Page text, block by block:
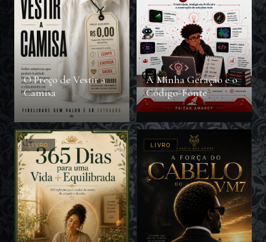
O Preço de Vestir a
Camisa
A Minha Geração e o
Código-Fonte
LIVRO LIVRO